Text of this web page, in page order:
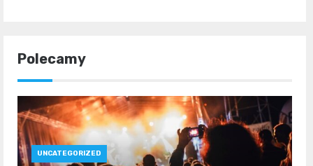
Polecamy
UNCATEGORIZED